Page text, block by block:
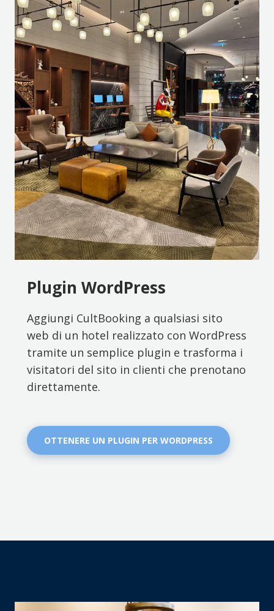
Plugin WordPress
Aggiungi CultBooking a qualsiasi sito
web di un hotel realizzato con WordPress
tramite un semplice plugin e trasforma i
visitatori del sito in clienti che prenotano
direttamente.
OTTENERE UN PLUGIN PER WORDPRESS